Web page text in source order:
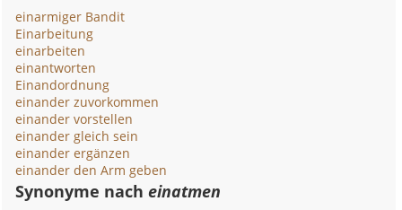
einarmiger Bandit
Einarbeitung
einarbeiten
einantworten
Einandordnung
einander zuvorkommen
einander vorstellen
einander gleich sein
einander ergänzen
einander den Arm geben
Synonyme nacheinatmen